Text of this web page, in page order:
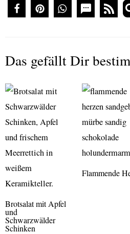
Das gefällt Dir
Brotsalat mit Apfel
und
Schwarzwälder
Schinken
Flammende